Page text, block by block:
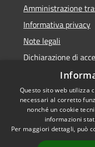
Amministrazione
Informativa privacy
Note legali
Dichiarazione di
Accessibilità
Privacy
Questo sito web utilizza
necessari al corretto
nonché un cookie
informazioni
Per maggiori dettagli, può